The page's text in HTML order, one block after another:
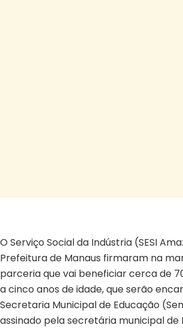
O Serviço Social da Indústria (SESI
Prefeitura de Manaus firmaram na
parceria que vai beneficiar cerca de
a cinco anos de idade, que serão
Secretaria Municipal de Educação
assinado pela secretária municipal de